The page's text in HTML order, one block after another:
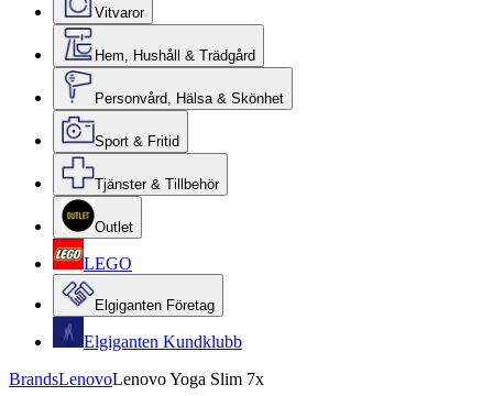
Vitvaror
Hem, Hushåll & Trädgård
Personvård, Hälsa & Skönhet
Sport & Fritid
Tjänster & Tillbehör
Outlet
LEGO
Elgiganten Företag
Elgiganten Kundklubb
BrandsLenovoLenovo Yoga Slim 7x